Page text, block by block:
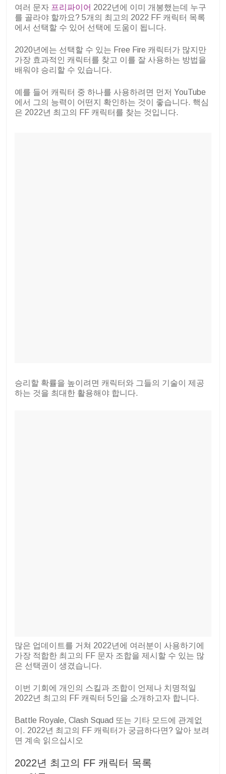
여러 문자 프리파이어 2022년에 이미 개봉했는데 누구
를 골라야 할까요? 5개의 최고의 2022 FF 캐릭터 목록
에서 선택할 수 있어 선택에 도움이 됩니다.
2020년에는 선택할 수 있는 Free Fire 캐릭터가 많지만
가장 효과적인 캐릭터를 찾고 이를 잘 사용하는 방법을
배워야 승리할 수 있습니다.
예를 들어 캐릭터 중 하나를 사용하려면 먼저 YouTube
에서 그의 능력이 어떤지 확인하는 것이 좋습니다. 핵심
은 2022년 최고의 FF 캐릭터를 찾는 것입니다.
승리할 확률을 높이려면 캐릭터와 그들의 기술이 제공
하는 것을 최대한 활용해야 합니다.
많은 업데이트를 거쳐 2022년에 여러분이 사용하기에
가장 적합한 최고의 FF 문자 조합을 제시할 수 있는 많
은 선택권이 생겼습니다.
이번 기회에 개인의 스킬과 조합이 언제나 치명적일
2022년 최고의 FF 캐릭터 5인을 소개하고자 합니다.
Battle Royale, Clash Squad 또는 기타 모드에 관계없
이. 2022년 최고의 FF 캐릭터가 궁금하다면? 알아 보려
면 계속 읽으십시오
2022년 최고의 FF 캐릭터 목록